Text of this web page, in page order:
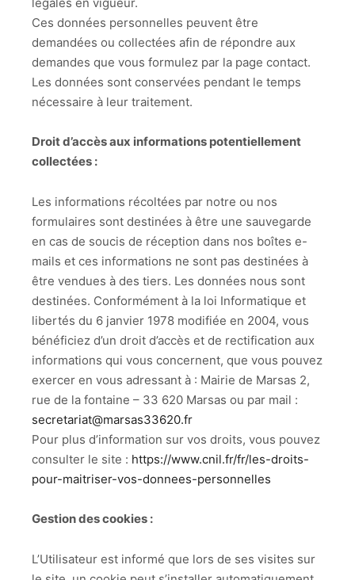
Ces données personnelles peuvent être
demandées ou collectées afin de répondre aux
demandes que vous formulez par la page contact.
Les données sont conservées pendant le temps
nécessaire à leur traitement.
Droit d’accès aux informations potentiellement
collectées :
Les informations récoltées par notre ou nos
formulaires sont destinées à être une sauvegarde
en cas de soucis de réception dans nos boîtes e-
mails et ces informations ne sont pas destinées à
être vendues à des tiers. Les données nous sont
destinées. Conformément à la loi Informatique et
libertés du 6 janvier 1978 modifiée en 2004, vous
bénéficiez d’un droit d’accès et de rectification aux
informations qui vous concernent, que vous pouvez
exercer en vous adressant à : Mairie de Marsas 2,
rue de la fontaine – 33 620 Marsas ou par mail :
secretariat@marsas33620.fr
Pour plus d’information sur vos droits, vous pouvez
consulter le site : https://www.cnil.fr/fr/les-droits-
pour-maitriser-vos-donnees-personnelles
Gestion des cookies :
L’Utilisateur est informé que lors de ses visites sur